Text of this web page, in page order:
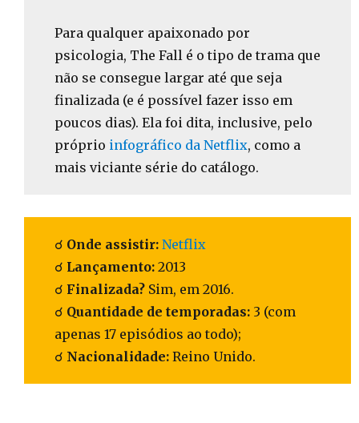
Para qualquer apaixonado por
psicologia, The Fall é o tipo de trama que
não se consegue largar até que seja
finalizada (e é possível fazer isso em
poucos dias). Ela foi dita, inclusive, pelo
próprio infográfico da Netflix, como a
mais viciante série do catálogo.
☌ Onde assistir: Netflix
☌ Lançamento: 2013
☌ Finalizada? Sim, em 2016.
☌ Quantidade de temporadas: 3 (com
apenas 17 episódios ao todo);
☌ Nacionalidade: Reino Unido.